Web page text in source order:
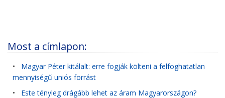
Most a címlapon:
• Magyar Péter kitálalt: erre fogják költeni a felfoghatatlan
mennyiségű uniós forrást
• Este tényleg drágább lehet az áram Magyarországon?